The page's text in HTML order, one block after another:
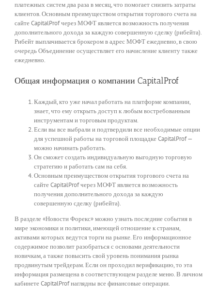
платежных систем два раза в месяц, что помогает снизить затраты
клиентов. Основным преимуществом открытия торгового счета на
сайте CapitalProf через МОФТ является возможность получения
дополнительного дохода за каждую совершенную сделку (рибейта).
Рибейт выплачивается брокером в адрес МОФТ ежедневно, в свою
очередь Объединение осуществляет его начисление клиенту также
ежедневно.
Общая информация о компании CapitalProf
Каждый, кто уже начал работать на платформе компании,
знает, что ему открыть доступ к любым востребованным
инструментам и торговым продуктам.
Если вы все выбрали и подтвердили все необходимые опции
для успешной работы на торговой площадке CapitalProf —
можно начинать работать.
Он сможет создать индивидуальную выгодную торговую
стратегию и работать сам на себя.
Основным преимуществом открытия торгового счета на
сайте CapitalProf через МОФТ является возможность
получения дополнительного дохода за каждую
совершенную сделку (рибейта).
В разделе «Новости Форекс» можно узнать последние события в
мире экономики и политики, имеющей отношение к странам,
активами которых ведутся торги на рынке. Его информационное
содержимое позволит разобраться с основами деятельности
новичкам, а также повысить свой уровень понимания рынка
продвинутым трейдерам. Если он проходил верификацию, то эта
информация размещена в соответствующем разделе меню. В личном
кабинете CapitalProf наглядны все финансовые операции.